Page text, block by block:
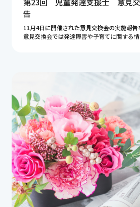
告
11月4日に開催された意見交換会の実施報告
意見交換会では発達障害や子育てに関する